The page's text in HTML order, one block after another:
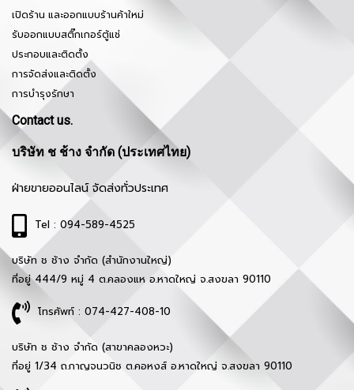
เปิดร้าน และออกแบบร้านค้าใหม่
รับออกแบบสติ๊กเกอร์ตู้แช่
ประกอบและติดตั้ง
การจัดส่งและติดตั้ง
การบำรุงรักษา
Contact us.
บริษัท ช ช้าง จำกัด (ประเทศไทย)
ฝ่ายขายออนไลน์ จัดส่งทั่วประเทศ
Tel : 094-589-4525
บริษัท ช ช้าง จำกัด (สำนักงานใหญ่)
ที่อยู่ 444/9 หมู่ 4 ต.คลองแห อ.หาดใหญ่ จ.สงขลา 90110
โทรศัพท์ : 074-427-408-10
บริษัท ช ช้าง จำกัด (สาขาคลองหวะ)
ที่อยู่ 1/34 ถ.กาญจนวนิช ต.คอหงส์ อ.หาดใหญ่ จ.สงขลา 90110